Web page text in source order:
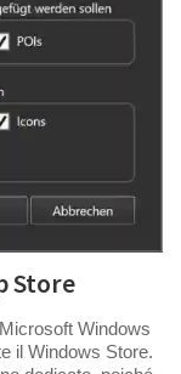
Store
Windows
il Windows Store.